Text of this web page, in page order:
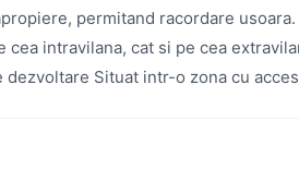
permitand racordare
intravilana, cat si pe cea
Situat intr-o zona cu